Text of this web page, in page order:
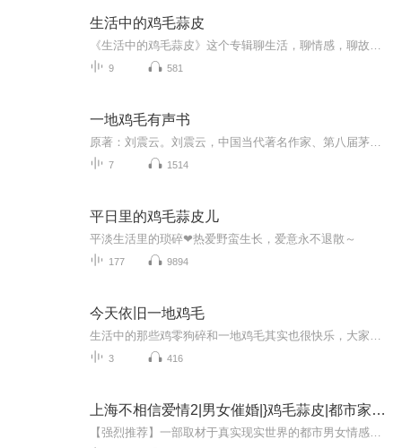
生活中的鸡毛蒜皮
9 581
一地鸡毛有声书
7 1514
平日里的鸡毛蒜皮儿
平淡生活里的琐碎❤热爱野蛮生长，爱意永不退散～
177 9894
今天依旧一地鸡毛
3 416
上海不相信爱情2|男女催婚|}鸡毛蒜皮|都市家庭伦